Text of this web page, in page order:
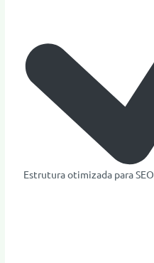
Estrutura otimizada para SEO